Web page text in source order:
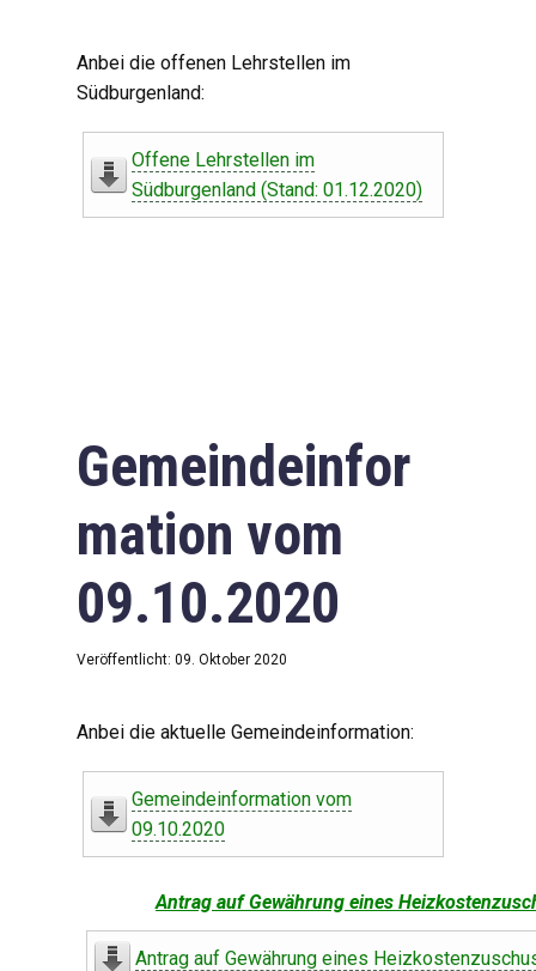
Anbei die offenen Lehrstellen im
Südburgenland:
Offene Lehrstellen im
Südburgenland (Stand: 01.12.2020)
Gemeindeinfor
mation vom
09.10.2020
Veröffentlicht: 09. Oktober 2020
Anbei die aktuelle Gemeindeinformation:
Gemeindeinformation vom
09.10.2020
Antrag auf Gewährung eines
Antrag auf Gewährung eines